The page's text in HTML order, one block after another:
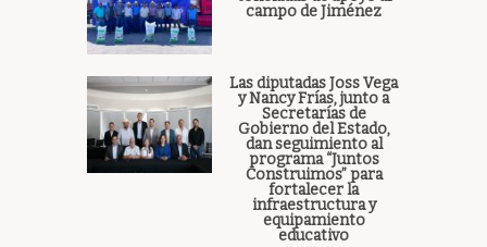
campo de Jiménez
Las diputadas Joss Vega
y Nancy Frías, junto a
Secretarías de
Gobierno del Estado,
dan seguimiento al
programa “Juntos
Construimos” para
fortalecer la
infraestructura y
equipamiento
educativo